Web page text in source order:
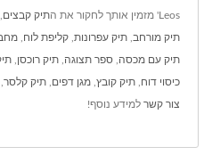
Leos' מזמין אותך לחקור את ה תיק קבצים
תיק מורחב תיק עפרונות קליפת לוח
תיק עם מכסה ספר תצוגה תיק רוכסן
כיסוי דוח תיק קובץ מגן דפים תיק קלסר
צור קשר למידע נוסף!